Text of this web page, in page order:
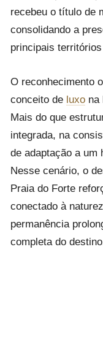
recebeu o título de
consolidando a
principais
O reconhecimento
conceito de luxo na
Mais do que
integrada, na
de adaptação a um
Nesse cenário, o
Praia do Forte
conectado à
permanência
completa do